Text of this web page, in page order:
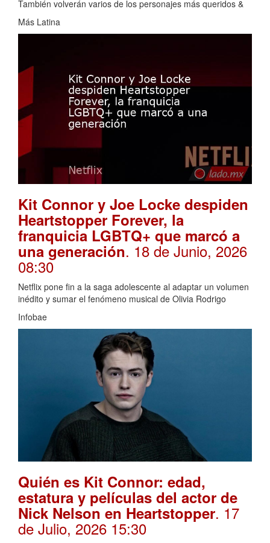
También volverán varios de los personajes más queridos &
Más Latina
Kit Connor y Joe Locke despiden
Heartstopper Forever, la
franquicia LGBTQ+ que marcó a
una generación. 18 de Junio, 2026
08:30
Netflix pone fin a la saga adolescente al adaptar un volumen
inédito y sumar el fenómeno musical de Olivia Rodrigo
Infobae
Quién es Kit Connor: edad,
estatura y películas del actor de
Nick Nelson en Heartstopper. 17
de Julio, 2026 15:30